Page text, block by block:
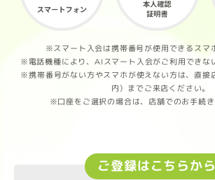
※スマート入会は携帯番号が使用できるスマ
※電話機種により、AIスマート入会がご利用できな
※携帯番号がない方やスマホが使えない方は、直接
内）までご来店ください。
※口座をご選択の場合は、店舗でのお手続き
ご登録はこちらから